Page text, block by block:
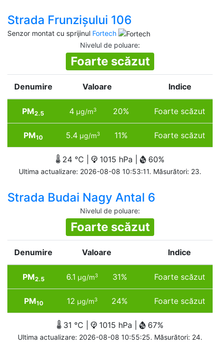
Strada Frunzișului 106
Senzor montat cu sprijinul Fortech
Nivelul de poluare:
Foarte scăzut
Denumire Valoare Indice
PM2.5 4µg/m3 20% Foarte scăzut
PM10 5.4µg/m3 11% Foarte scăzut
24 °C | 1015 hPa | 60%
Ultima actualizare: 2026-08-08 10:53:11. Măsurători: 23.
Strada Budai Nagy Antal 6
Nivelul de poluare:
Foarte scăzut
Denumire Valoare Indice
PM2.5 6.1 µg/m3 31% Foarte scăzut
PM10 12 µg/m3 24% Foarte scăzut
31 °C | 1015 hPa | 67%
Ultima actualizare: 2026-08-08 10:55:25. Măsurători: 24.